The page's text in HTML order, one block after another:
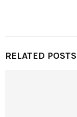
RELATED POSTS